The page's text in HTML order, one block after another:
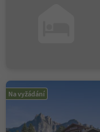
Na vyžádání